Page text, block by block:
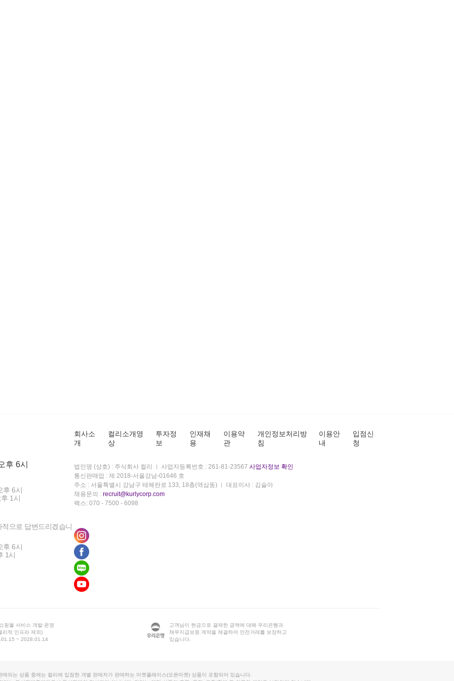
후 6시
후 6시
1시
으로 답변드리겠습니
후 6시
1시
회사소
개
컬리소개영
상
투자정
보
인재채
용
이용약
관
개인정보처리방
침
이용안
내
입점신
청
법인명 (상호) : 주식회사 컬리 사업자등록번호 : 261-81-23567 사업자정보 확인
통신판매업 : 제 2018-서울강남-01646 호
주소 : 서울특별시 강남구 테헤란로 133, 18층(역삼동)
대표이사 : 김슬아
채용문의 : recruit@kurlycorp.com
팩스: 070 - 7500 - 6098
핑몰 서비스 개발·운영
리적 인프라 제외)
~ 2028.01.14
고객님이 현금으로 결제한 금액에 대해 우리은행과
채무지급보증 계약을 체결하여 안전거래를 보장하고
있습니다.
매되는 상품 중에는 컬리에 입점한 개별 판매자가 판매하는 마켓플레이스(오픈마켓) 상품이 포함되어 있습니다.